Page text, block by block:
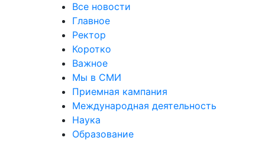
Все новости
Главное
Ректор
Коротко
Важное
Мы в СМИ
Приемная кампания
Международная деятельность
Наука
Образование